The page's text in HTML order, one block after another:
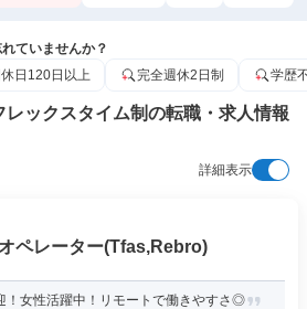
ていませんか？
日120日以上 完全週休2日制 学歴
ックスタイム制の転職・求人情報
詳細表示
ペレーター(Tfas,Rebro)
！女性活躍中！リモートで働きやすさ◎